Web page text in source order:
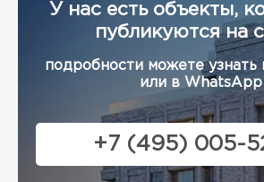
У нас есть объекты,
публикуются на
подробности можете узнать
или в WhatsApp
+7 (495) 005-